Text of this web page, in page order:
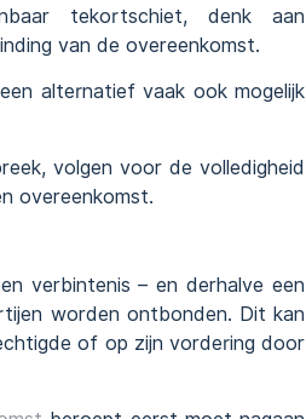
tekortschiet, denk aan
van de overeenkomst.
alternatief vaak ook mogelijk
volgen voor de volledigheid
overeenkomst.
verbintenis – en derhalve een
worden ontbonden. Dit kan
of op zijn vordering door